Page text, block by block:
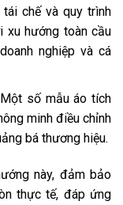
chế và quy trình
xu hướng toàn cầu
nghiệp và cá
số mẫu áo tích
minh điều chỉnh
bá thương hiệu.
này, đảm bảo
thực tế, đáp ứng